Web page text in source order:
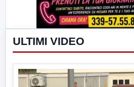
ULTIMI VIDEO